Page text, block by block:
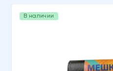
В наличии